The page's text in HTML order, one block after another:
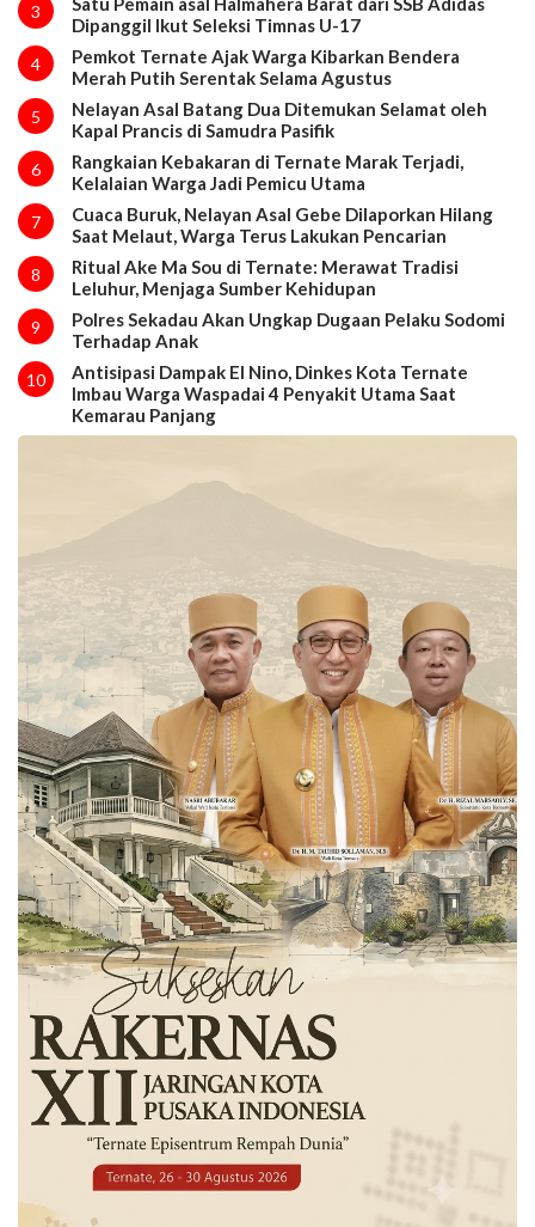
3
Dipanggil Ikut Seleksi Timnas U-17
4
Pemkot Ternate Ajak Warga Kibarkan Bendera
Merah Putih Serentak Selama Agustus
5
Nelayan Asal Batang Dua Ditemukan Selamat oleh
Kapal Prancis di Samudra Pasifik
6
Rangkaian Kebakaran di Ternate Marak Terjadi,
Kelalaian Warga Jadi Pemicu Utama
7
Cuaca Buruk, Nelayan Asal Gebe Dilaporkan Hilang
Saat Melaut, Warga Terus Lakukan Pencarian
8
Ritual Ake Ma Sou di Ternate: Merawat Tradisi
Leluhur, Menjaga Sumber Kehidupan
9
Polres Sekadau Akan Ungkap Dugaan Pelaku Sodomi
Terhadap Anak
10
Antisipasi Dampak El Nino, Dinkes Kota Ternate
Imbau Warga Waspadai 4 Penyakit Utama Saat
Kemarau Panjang